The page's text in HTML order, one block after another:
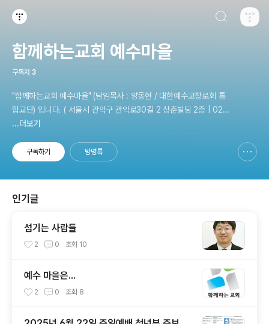
함께하는교회 예수마을
구독자 3
"함께하는교회 예수마을" (담임목사 : 양동현 / 대한예수교장로회 통
합교단) 입니다. ( 서울시 관악구 관악로30길 2 상춘빌딩 2층 | 02-8
...더보기
구독하기 방명록
인기글
섬기는 사람들
2 0 조회 10
예수 마을은...
2 0 조회 8